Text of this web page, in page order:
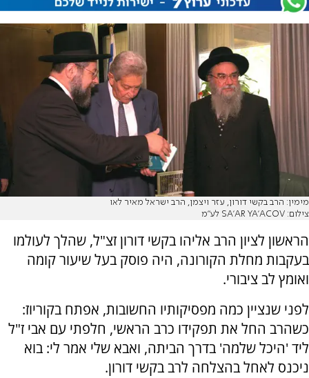
מימין: הרב בקשי דורון, עזר ויצמן, הרב ישראל מאיר לאו
צילום: SA'AR YA'ACOV לע''מ
הראשון לציון הרב אליהו בקשי דורון זצ"ל, שהלך לעולמו
בעקבות מחלת הקורונה, היה פוסק בעל שיעור קומה
ואומץ לב ציבורי.
לפני שנציין כמה מפסיקותיו החשובות, אפתח בקוריוז:
כשהרב החל את תפקידו כרב הראשי, חלפתי עם אבי ז"ל
ליד 'היכל שלמה' בדרך הביתה, ואבא שלי אמר לי: בוא
ניכנס לאחל בהצלחה לרב בקשי דורון.